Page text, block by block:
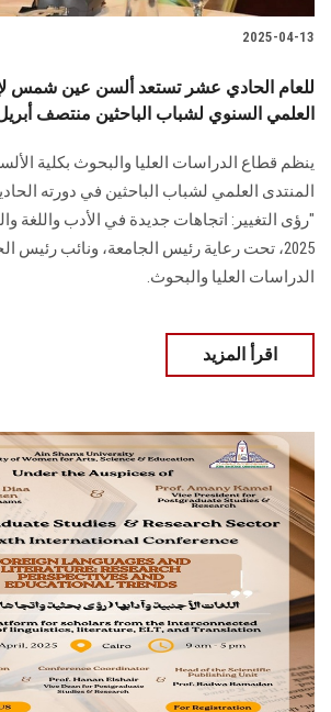
سجل الان
2025-04-13
للعام الحادي عشر تستعد ألسن عين شمس
العلمي السنوي لشباب الباحثين منتصف
ينظم قطاع الدراسات العليا والبحوث بكلية
المنتدى العلمي لشباب الباحثين في دورته
2025، تحت رعاية رئيس الجامعة، ونائب رئيس
الدراسات العليا والبحوث.
اقرأ المزيد